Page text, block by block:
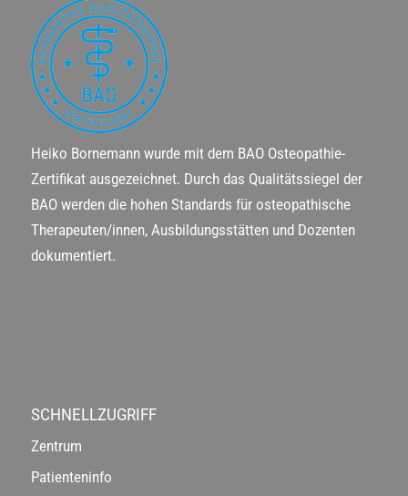
Heiko Bornemann wurde mit dem BAO Osteopathie-
Zertifikat ausgezeichnet. Durch das Qualitätssiegel der
BAO werden die hohen Standards für osteopathische
Therapeuten/innen, Ausbildungsstätten und Dozenten
dokumentiert.
SCHNELLZUGRIFF
Zentrum
Patienteninfo